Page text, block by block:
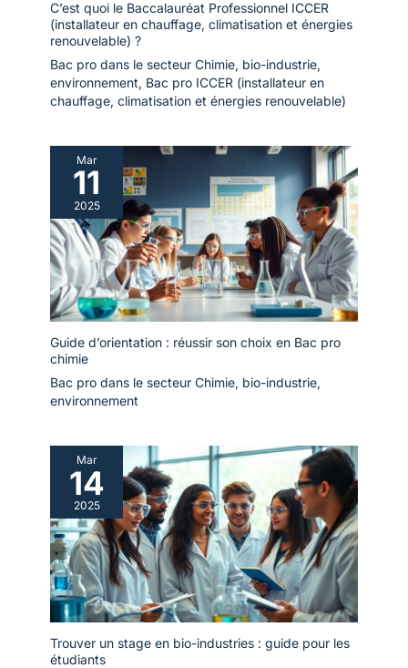
C’est quoi le Baccalauréat Professionnel ICCER
(installateur en chauffage, climatisation et énergies
renouvelable) ?
Bac pro dans le secteur Chimie, bio-industrie,
environnement, Bac pro ICCER (installateur en
chauffage, climatisation et énergies renouvelable)
Mar
11
2025
Guide d’orientation : réussir son choix en Bac pro
chimie
Bac pro dans le secteur Chimie, bio-industrie,
environnement
Mar
14
2025
Trouver un stage en bio-industries : guide pour les
étudiants